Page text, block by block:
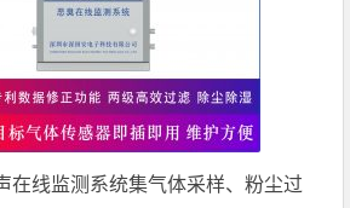
在线监测系统集气体采样、粉尘过